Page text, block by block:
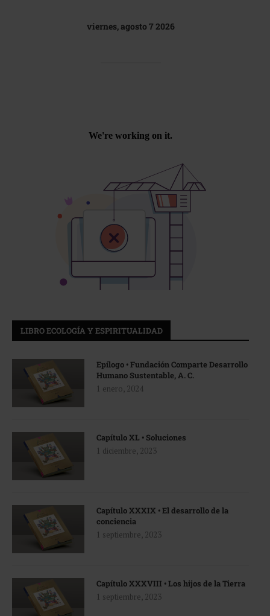
viernes, agosto 7 2026
LIBRO ECOLOGÍA Y ESPIRITUALIDAD
Epílogo • Fundación Comparte Desarrollo
Humano Sustentable, A. C.
1 enero, 2024
Capítulo XL • Soluciones
1 diciembre, 2023
Capítulo XXXIX • El desarrollo de la
conciencia
1 septiembre, 2023
Capítulo XXXVIII • Los hijos de la Tierra
1 septiembre, 2023